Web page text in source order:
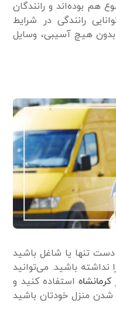
هم بوده‌اند و رانندگان
رانندگی در شرایط
هیچ آسیبی، وسایل
تنها یا شاغل باشید
باشید. می‌توانید
کرمانشاه استفاده کنید و
منزل خودتان باشید